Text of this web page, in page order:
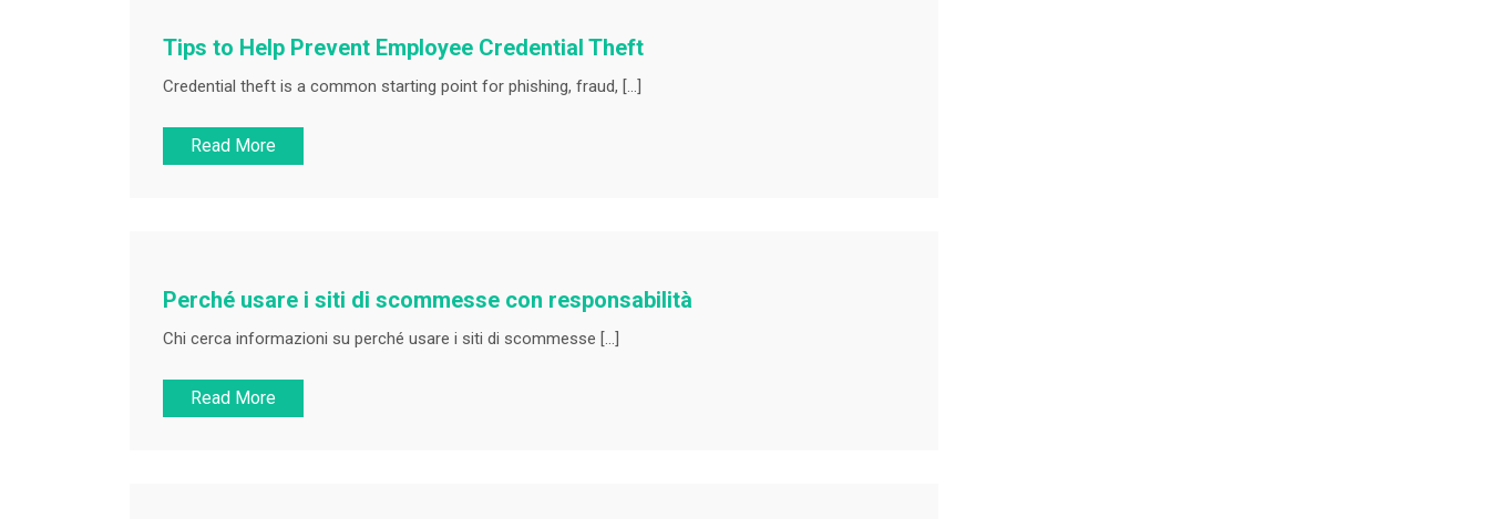
Tips to Help Prevent Employee Credential Theft
Credential theft is a common starting point for phishing, fraud, […]
Read More
Perché usare i siti di scommesse con responsabilità
Chi cerca informazioni su perché usare i siti di scommesse […]
Read More